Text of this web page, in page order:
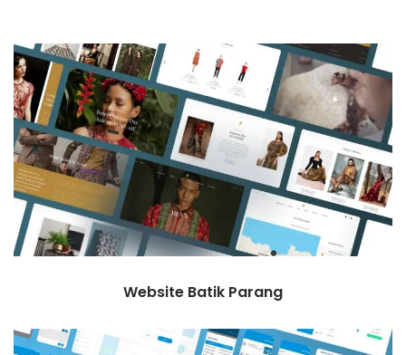
Website Batik Parang